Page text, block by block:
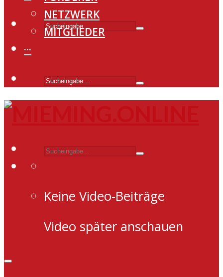
NETZWERK
MITGLIEDER
···
Keine Video-Beiträge
Video später anschauen